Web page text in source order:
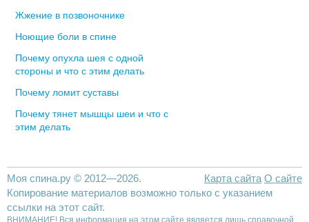
Жжение в позвоночнике
Ноющие боли в спине
Почему опухла шея с одной
стороны и что с этим делать
Почему ломит суставы
Почему тянет мышцы шеи и что с
этим делать
Карта сайта О сайте
Моя спина.ру © 2012—2026.
Копирование материалов возможно только с указанием
ссылки на этот сайт.
ВНИМАНИЕ! Вся информация на этом сайте является лишь справочной